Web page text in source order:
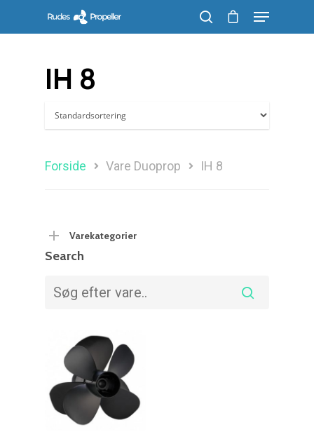
Søg efter et produkt, og tryk på enter
IH 8
Forside Vare Duoprop IH 8
Varekategorier
Search